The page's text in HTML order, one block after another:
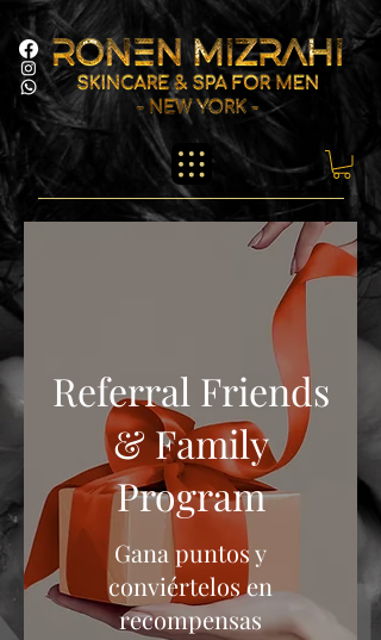
Referral Friends
& Family
Program
Gana puntos y
conviértelos en
recompensas